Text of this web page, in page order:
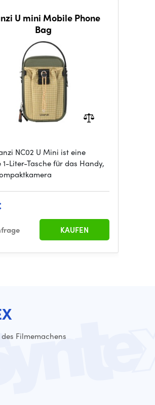
U mini Mobile Phone
Bag
NC02 U Mini ist eine
1-Liter-Tasche für das Handy,
KAUFEN
Filmemachens